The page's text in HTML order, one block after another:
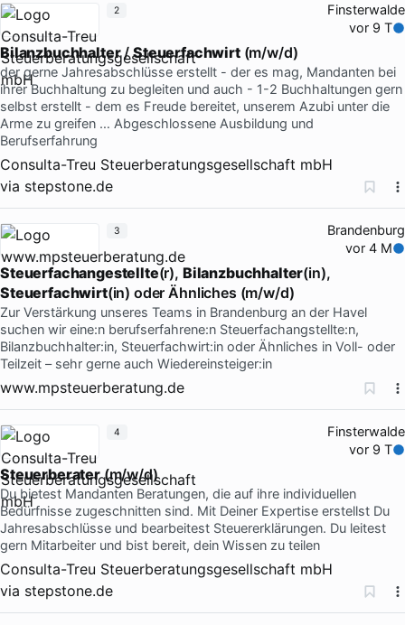
Finsterwalde
vor 9 T
Bilanzbuchhalter/Steuerfachwirt(m/w/d)
der gerne Jahresabschlüsse erstellt - der es mag, Mandanten bei
ihrer Buchhaltung zu begleiten und auch - 1-2 Buchhaltungen gern
selbst erstellt - dem es Freude bereitet, unserem Azubi unter die
Arme zu greifen … Abgeschlossene Ausbildung und
Berufserfahrung
Consulta-Treu Steuerberatungsgesellschaft mbH
via stepstone.de
2
Brandenburg
vor 4 M
Steuerfachangestellte(r), Bilanzbuchhalter(in),
Steuerfachwirt(in) oder Ähnliches (m/w/d)
Zur Verstärkung unseres Teams in Brandenburg an der Havel
suchen wir eine:n berufserfahrene:n Steuerfachangstellte:n,
Bilanzbuchhalter:in, Steuerfachwirt:in oder Ähnliches in Voll- oder
Teilzeit – sehr gerne auch Wiedereinsteiger:in
www.mpsteuerberatung.de
3
Finsterwalde
vor 9 T
Steuerberater(m/w/d)
Du bietest Mandanten Beratungen, die auf ihre individuellen
Bedürfnisse zugeschnitten sind. Mit Deiner Expertise erstellst Du
Jahresabschlüsse und bearbeitest Steuererklärungen. Du leitest
gern Mitarbeiter und bist bereit, dein Wissen zu teilen
Consulta-Treu Steuerberatungsgesellschaft mbH
via stepstone.de
4